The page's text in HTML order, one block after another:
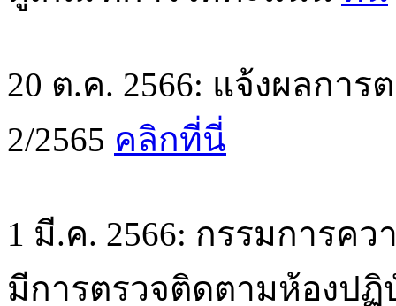
20 ต.ค. 2566: แจ้งผลกา
2/2565 คลิกที่นี่
1 มี.ค. 2566: กรรมการค
มีการตรวจติดตามห้องปฏิ